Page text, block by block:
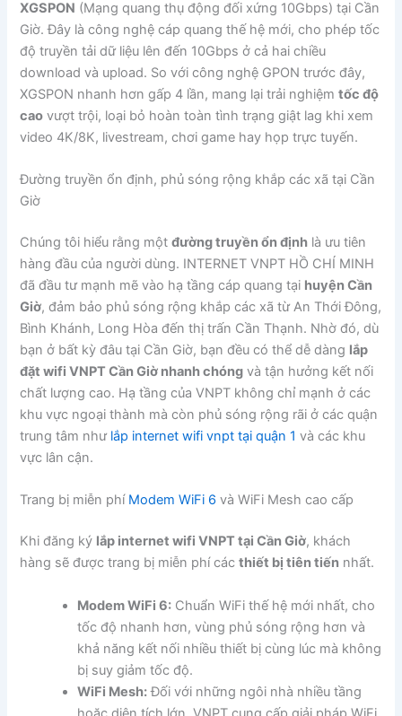
XGSPON (Mạng quang thụ động đối xứng 10Gbps) tại Cần
Giờ. Đây là công nghệ cáp quang thế hệ mới, cho phép tốc
độ truyền tải dữ liệu lên đến 10Gbps ở cả hai chiều
download và upload. So với công nghệ GPON trước đây,
XGSPON nhanh hơn gấp 4 lần, mang lại trải nghiệmtốc độ
cao vượt trội, loại bỏ hoàn toàn tình trạng giật lag khi xem
video 4K/8K, livestream, chơi game hay họp trực tuyến.
Đường truyền ổn định, phủ sóng rộng khắp các xã tại Cần
Giờ
Chúng tôi hiểu rằng mộtđường truyền ổn định là ưu tiên
hàng đầu của người dùng. INTERNET VNPT HỒ CHÍ MINH
đã đầu tư mạnh mẽ vào hạ tầng cáp quang tại huyện Cần
Giờ, đảm bảo phủ sóng rộng khắp các xã từ An Thới Đông,
Bình Khánh, Long Hòa đến thị trấn Cần Thạnh. Nhờ đó, dù
bạn ở bất kỳ đâu tại Cần Giờ, bạn đều có thể dễ dàng lắp
đặt wifi VNPT Cần Giờ nhanh chóng và tận hưởng kết nối
chất lượng cao. Hạ tầng của VNPT không chỉ mạnh ở các
khu vực ngoại thành mà còn phủ sóng rộng rãi ở các quận
trung tâm như lắp internet wifi vnpt tại quận 1 và các khu
vực lân cận.
Trang bị miễn phí Modem WiFi 6 và WiFi Mesh cao cấp
Khi đăng ký lắp internet wifi VNPT tại Cần Giờ, khách
hàng sẽ được trang bị miễn phí cácthiết bị tiên tiến nhất.
Modem WiFi 6: Chuẩn WiFi thế hệ mới nhất, cho
tốc độ nhanh hơn, vùng phủ sóng rộng hơn và
khả năng kết nối nhiều thiết bị cùng lúc mà không
bị suy giảm tốc độ.
WiFi Mesh:Đối với những ngôi nhà nhiều tầng